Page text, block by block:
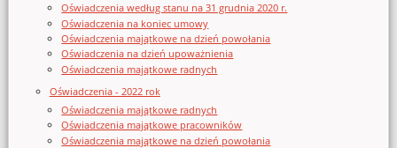
Oświadczenia według stanu na 31 grudnia 2020 r.
Oświadczenia na koniec umowy
Oświadczenia majątkowe na dzień powołania
Oświadczenia na dzień upoważnienia
Oświadczenia majątkowe radnych
Oświadczenia - 2022 rok
Oświadczenia majątkowe radnych
Oświadczenia majątkowe pracowników
Oświadczenia majątkowe na dzień powołania